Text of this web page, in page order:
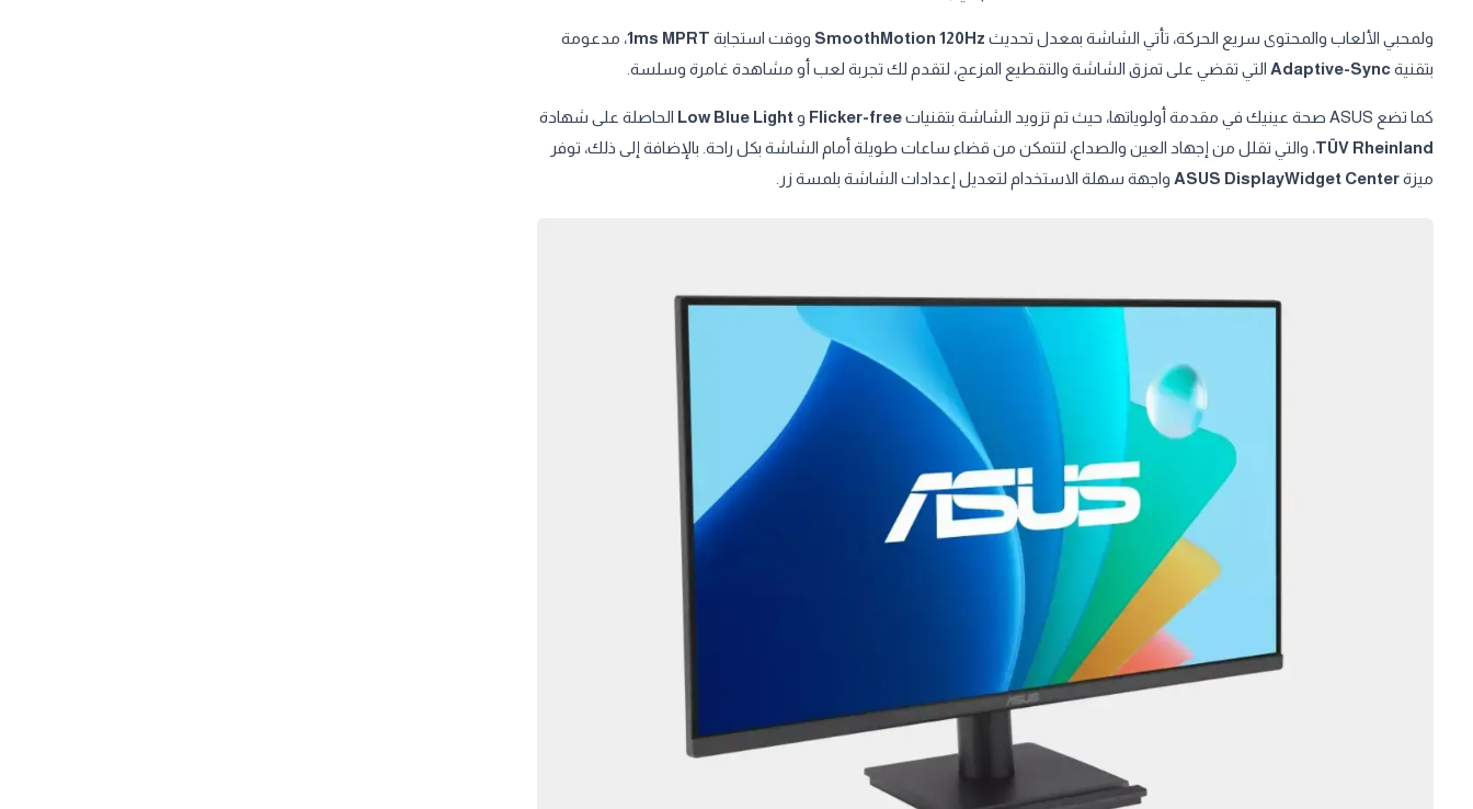
ولمحبي الألعاب والمحتوى سريع الحركة، تأتي الشاشة بمعدل تحديث SmoothMotion 120Hz ووقت استجابة 1ms MPRT، مدعومة
بتقنية Adaptive-Sync التي تقضي على تمزق الشاشة والتقطيع المزعج، لتقدم لك تجربة لعب أو مشاهدة غامرة وسلسة.
كما تضع ASUS صحة عينيك في مقدمة أولوياتها، حيث تم تزويد الشاشة بتقنيات Flicker-free وLow Blue Light الحاصلة على شهادة
TÜV Rheinland، والتي تقلل من إجهاد العين والصداع، لتتمكن من قضاء ساعات طويلة أمام الشاشة بكل راحة. بالإضافة إلى ذلك، توفر
ميزةASUS DisplayWidget Center واجهة سهلة الاستخدام لتعديل إعدادات الشاشة بلمسة زر.